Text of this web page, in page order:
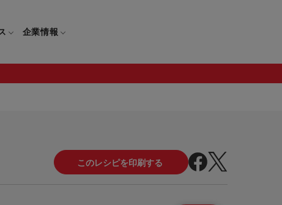
ギフト・プレゼント特集
保証について
企業情報